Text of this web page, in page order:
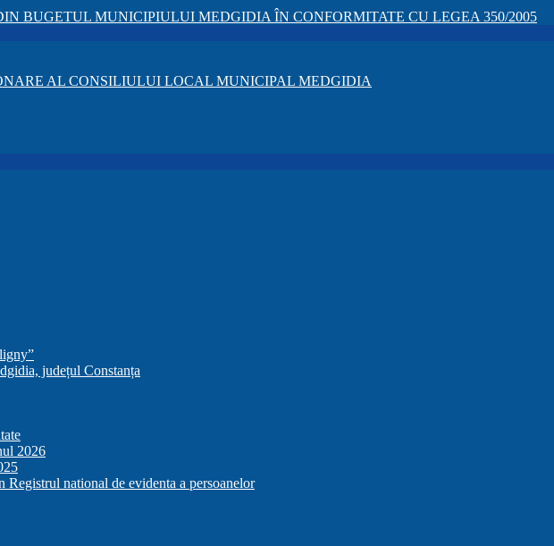
BUGETUL MUNICIPIULUI MEDGIDIA ÎN CONFORMITATE CU LEGEA 350/2005
AL CONSILIULUI LOCAL MUNICIPAL MEDGIDIA
județul Constanța
2026
national de evidenta a persoanelor